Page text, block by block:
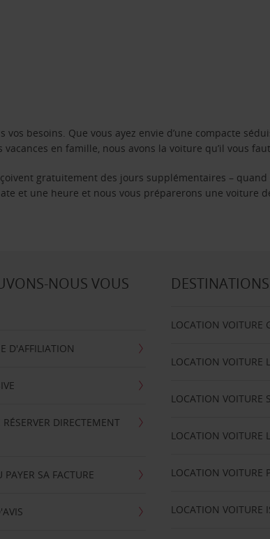
besoins. Que vous ayez envie d’une compacte
en famille, nous avons la voiture qu’il vous
gratuitement des jours supplémentaires –
et une heure et nous vous préparerons une voiture
NOUS VOUS
D'AFFILIATION
DIRECTEMENT
SA FACTURE
LOCATION VOITURE
LOCATION VOITURE
LOCATION VOITURE
LOCATION VOITURE
LOCATION VOITURE
LOCATION VOITURE